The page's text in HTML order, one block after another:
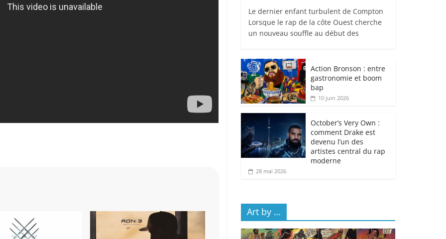
Le dernier enfant turbulent de Compton
Lorsque le rap de la côte Ouest cherche
un nouveau souffle au début des
Action Bronson : entre
gastronomie et boom
bap
10 juin 2026
October’s Very Own :
comment Drake est
devenu l’un des
artistes central du rap
moderne
28 mai 2026
Art by …